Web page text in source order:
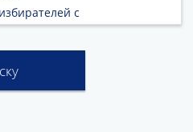
с